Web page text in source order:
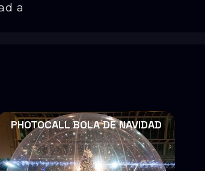
a
PHOTOCALL BOLA DE NAVIDAD